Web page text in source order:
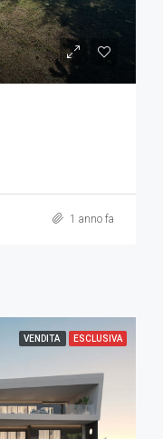
1 anno fa
VENDITA ESCLUSIVA